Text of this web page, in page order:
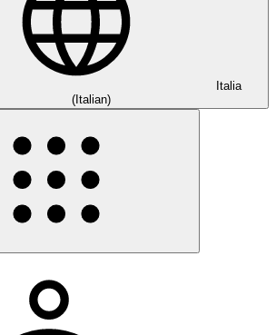
Italia
(Italian)